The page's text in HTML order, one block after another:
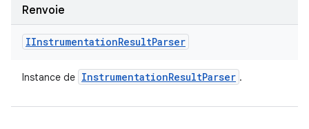
Renvoie
IInstrumentationResultParser
Instance de InstrumentationResultParser .